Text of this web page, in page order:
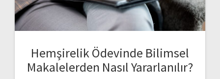
Hemşirelik Ödevinde Bilimsel
Makalelerden Nasıl Yararlanılır?